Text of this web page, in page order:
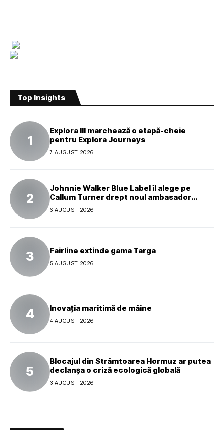
Top Insights
Explora III marchează o etapă-cheie
pentru Explora Journeys
7 AUGUST 2026
Johnnie Walker Blue Label îl alege pe
Callum Turner drept noul ambasador
global al mărcii
6 AUGUST 2026
Fairline extinde gama Targa
5 AUGUST 2026
Inovația maritimă de mâine
4 AUGUST 2026
Blocajul din Strâmtoarea Hormuz ar putea
declanșa o criză ecologică globală
3 AUGUST 2026